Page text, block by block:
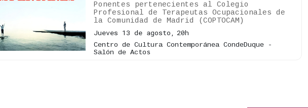
Ponentes pertenecientes al Colegio
Profesional de Terapeutas Ocupacionales de
la Comunidad de Madrid (COPTOCAM)
Jueves 13 de agosto, 20h
Centro de Cultura Contemporánea CondeDuque -
Salón de Actos